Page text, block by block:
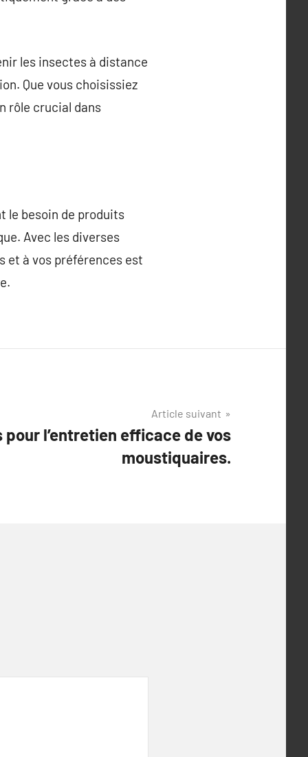
les insectes à distance
Que vous choisissiez
rôle crucial dans
le besoin de produits
Avec les diverses
et à vos préférences est
Article suivant
pour l’entretien efficace de vos
moustiquaires.